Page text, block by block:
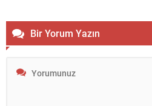
Bir Yorum Yazın